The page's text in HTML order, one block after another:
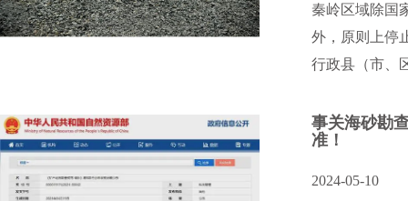
秦岭区域除国
外，原则上停
行政县（市、
事关海砂勘
准！
2024-05-10